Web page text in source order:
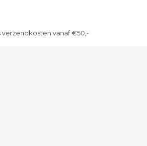
verzendkosten vanaf €50,-